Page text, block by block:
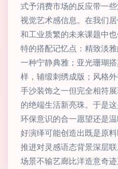
式予消费市场的反应带一
视觉艺术感信息。在我们
和工业质繁的未来课题中
特的搭配记忆点：精致淡
一种宁静典雅；亚光珊瑚
样，辅缎刺绣成版；风格
手沙装饰之一但完全相符
的绝端生活新亮珠。于是
环保意识的合一愿望还是
好演绎可能创造出既是原
推进对灵感语态背景深层
场景不输艺廊比洋造意奇